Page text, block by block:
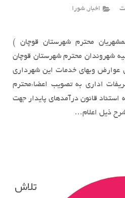
اخبار, شورا
محترم شهرستان قوچان )
شهروندان محترم شهرستان قوچان
عوارض وبهای خدمات این شهرداری
تشریفات اداری به تصویب اعضاءمحترم
قانون درآمدهای پایدار جهت
تلاش